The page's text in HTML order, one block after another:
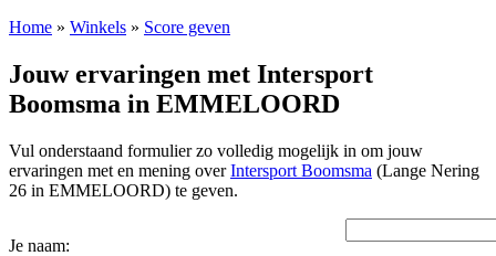
Home » Winkels » Score geven
Jouw ervaringen met Intersport
Boomsma in EMMELOORD
Vul onderstaand formulier zo volledig mogelijk in om jouw
ervaringen met en mening overIntersport Boomsma (Lange Nering
26 in EMMELOORD) te geven.
Je naam: